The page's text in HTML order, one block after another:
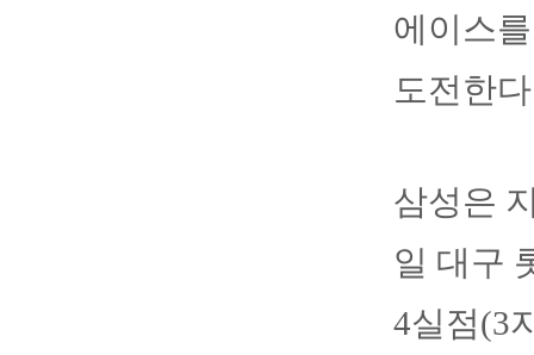
에이스
도전한
삼성은
일 대구
4실점(3